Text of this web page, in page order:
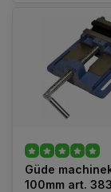
Güde
100mm art.